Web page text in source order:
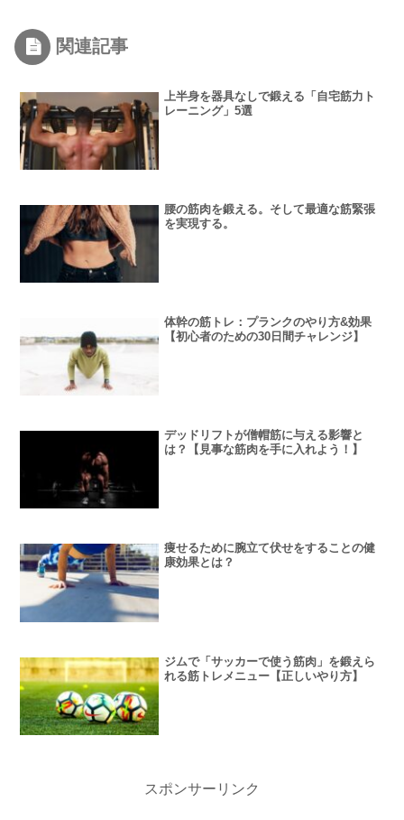
関連記事
上半身を器具なしで鍛える「自宅筋力ト
レーニング」5選
腰の筋肉を鍛える。そして最適な筋緊張
を実現する。
体幹の筋トレ：プランクのやり方&効果
【初心者のための30日間チャレンジ】
デッドリフトが僧帽筋に与える影響と
は？【見事な筋肉を手に入れよう！】
痩せるために腕立て伏せをすることの健
康効果とは？
ジムで「サッカーで使う筋肉」を鍛えら
れる筋トレメニュー【正しいやり方】
スポンサーリンク